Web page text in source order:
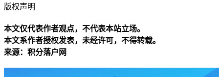
版权声明
本文仅代表作者观点，不代表本站立场。
本文系作者授权发表，未经许可，不得转载。
来源：积分落户网